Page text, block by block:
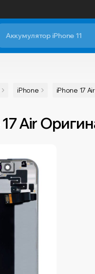
iPhone iPhone 17 Air
Air